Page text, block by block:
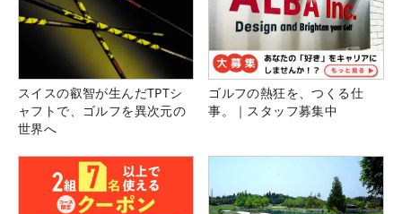
スイスの叡智が生んだTPTシ
ャフトで、ゴルフを異次元の
世界へ
ゴルフの熱狂を、つくる仕
事。｜スタッフ募集中